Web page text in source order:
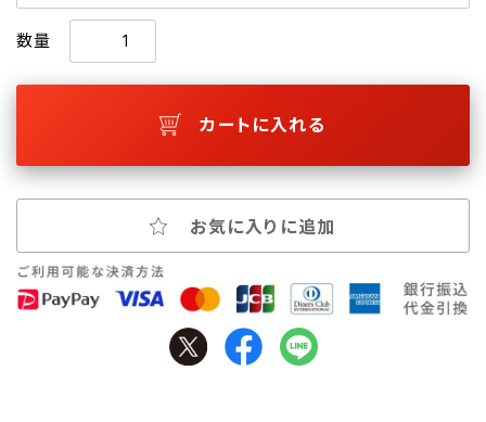
数量
カートに入れる
お気に入りに追加